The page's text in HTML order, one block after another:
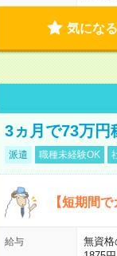
気になる
3ヵ月で73万円
派遣 職種未経験OK
【短期間
給与
無資格